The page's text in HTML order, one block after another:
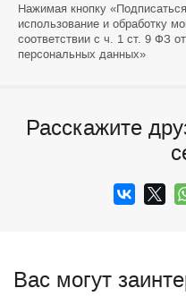
Нажимая кнопку
использование и обработку
соответствии с ч. 1 ст. 9 ФЗ
персональных данных»
Расскажите
Вас могут